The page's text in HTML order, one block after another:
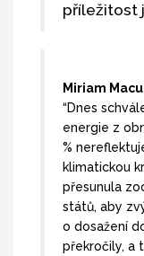
příležitost
Miriam
“Dnes
energie z
%
klimatickou
přesunula
států, aby
o dosažení
překročily, a